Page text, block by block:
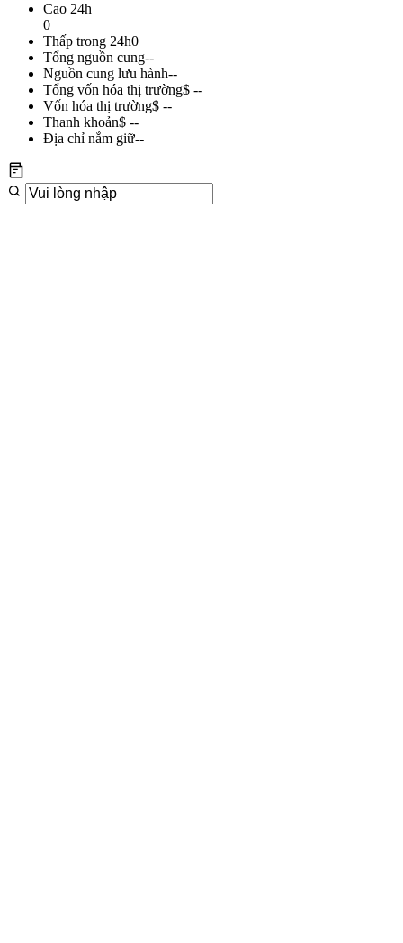
Cao 24h
0
Thấp trong 24h0
Tổng nguồn cung--
Nguồn cung lưu hành--
Tổng vốn hóa thị trường$ --
Vốn hóa thị trường$ --
Thanh khoản$ --
Địa chỉ nắm giữ--